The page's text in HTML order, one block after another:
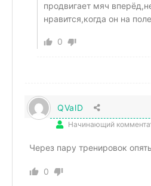
продвигает мяч
нравится,когда он на поле
0
QValD
Начинающий
Через пару тренировок
0